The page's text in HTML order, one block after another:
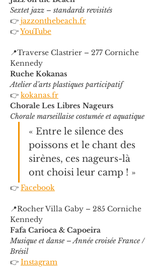
Sextet jazz – standards revisités
👉 jazzonthebeach.fr
👉 YouTube
📍Traverse Clastrier – 277 Corniche
Kennedy
Ruche Kokanas
Atelier d’arts plastiques participatif
👉 kokanas.fr
Chorale Les Libres Nageurs
Chorale marseillaise costumée et aquatique
« Entre le silence des
poissons et le chant des
sirènes, ces nageurs-là
ont choisi leur camp ! »
👉 Facebook
📍Rocher Villa Gaby – 285 Corniche
Kennedy
Fafa Carioca & Capoeira
Musique et danse – Année croisée France /
Brésil
👉 Instagram